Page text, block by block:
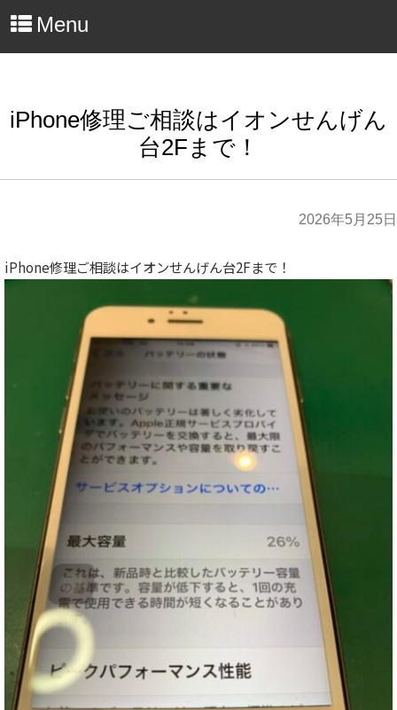
Menu
iPhone修理ご相談はイオンせんげん
台2Fまで！
2026年5月25日
iPhone修理ご相談はイオンせんげん台2Fまで！